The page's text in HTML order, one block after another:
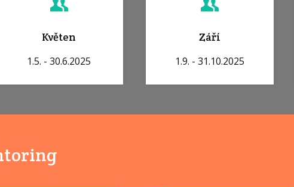
Květen
1.5. - 30.6.2025
Září
1.9. - 31.10.2025